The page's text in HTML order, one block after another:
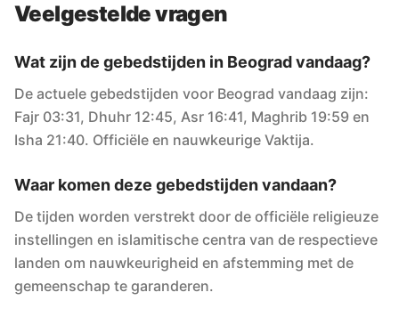
Veelgestelde vragen
Wat zijn de gebedstijden in Beograd vandaag?
De actuele gebedstijden voor Beograd vandaag zijn:
Fajr 03:31, Dhuhr 12:45, Asr 16:41, Maghrib 19:59 en
Isha 21:40. Officiële en nauwkeurige Vaktija.
Waar komen deze gebedstijden vandaan?
De tijden worden verstrekt door de officiële religieuze
instellingen en islamitische centra van de respectieve
landen om nauwkeurigheid en afstemming met de
gemeenschap te garanderen.